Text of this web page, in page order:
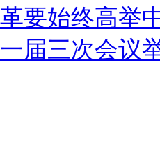
要始终高举
届三次会议